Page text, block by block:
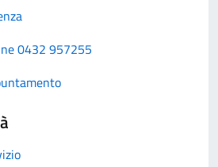
0432 957255